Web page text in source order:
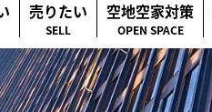
売りたい
SELL
空地空家対策
OPEN SPACE